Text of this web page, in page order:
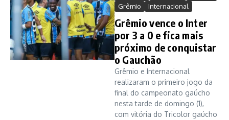
Grêmio
Internacional
Grêmio vence o Inter
por 3 a 0 e fica mais
próximo de conquistar
o Gauchão
Grêmio e Internacional
realizaram o primeiro jogo da
final do campeonato gaúcho
nesta tarde de domingo (1),
com vitória do Tricolor gaúcho